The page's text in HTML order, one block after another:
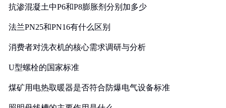
抗渗混凝土中P6和P8膨胀剂分别加多少
法兰PN25和PN16有什么区别
消费者对洗衣机的核心需求调研与分析
U型螺栓的国家标准
煤矿用电热取暖器是否符合防爆电气设备标准